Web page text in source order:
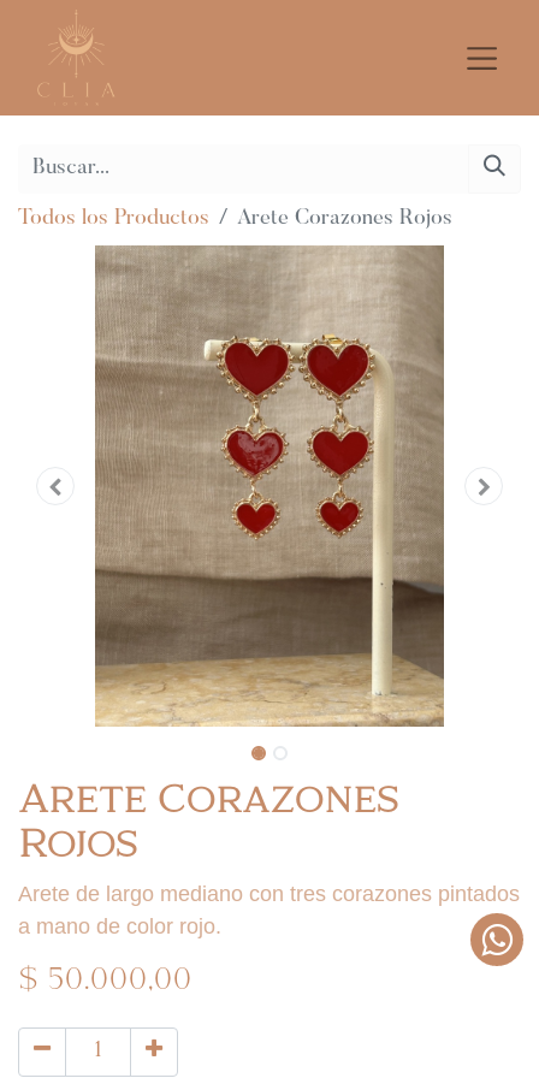
Todos los Productos Arete Corazones Rojos
Arete Corazones
Rojos
Arete de largo mediano con tres corazones pintados
a mano de color rojo.
$50.000,00